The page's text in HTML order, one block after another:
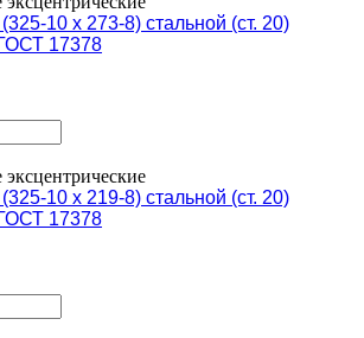
10 х 273-8) стальной (ст. 20)
17378
10 х 219-8) стальной (ст. 20)
17378